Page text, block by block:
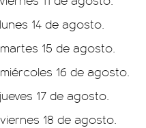
14 de agosto.
15 de agosto.
16 de agosto.
17 de agosto.
18 de agosto.